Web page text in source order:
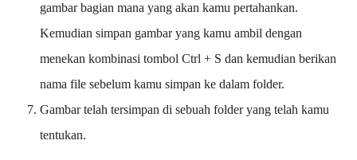
gambar bagian mana yang akan kamu pertahankan.
Kemudian simpan gambar yang kamu ambil dengan
menekan kombinasi tombol Ctrl + S dan kemudian berikan
nama file sebelum kamu simpan ke dalam folder.
Gambar telah tersimpan di sebuah folder yang telah kamu
tentukan.